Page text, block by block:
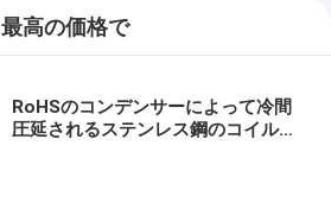
最高の価格で
RoHSのコンデンサーによって冷間
圧延されるステンレス鋼のコイル